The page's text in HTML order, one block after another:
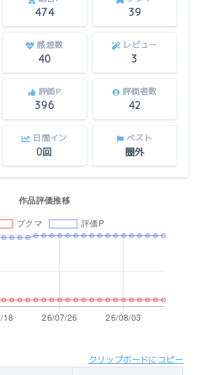
474 39
感想数
40
レビュー
3
評価P
396
評価者数
42
日間イン
0回
ベスト
圏外
クリップボードにコピー